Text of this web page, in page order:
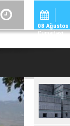
08 Ağustos
Cumartesi
ADILCEVAZ'DA